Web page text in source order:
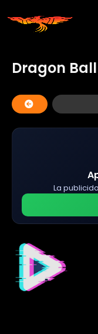
Dragon
La